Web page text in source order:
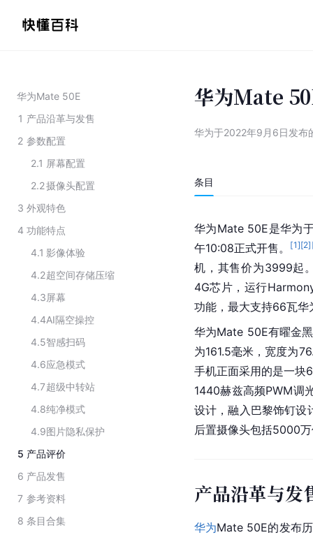
华为Mate 50E
1 产品沿革与发售
2 参数配置
2.1 屏幕配置
2.2摄像头配置
3 外观特色
4 功能特点
4.1 影像体验
4.2超空间存储压缩
4.3屏幕
4.4AI隔空操控
4.5智感扫码
4.6应急模式
4.7超级中转站
4.8纯净模式
4.9图片隐私保护
5 产品评价
6 产品发售
7 参考资料
8 条目合集
华为Mate
华为于2022年9月6日发布
条目
华为Mate 50E是华为
午10:08正式开售。
[1][2]
机，其售价为3999起
4G芯片，运行
功能，最大支持66瓦华
华为Mate 50E有曜金
为161.5毫米，宽度为
手机正面采用的是一块
1440赫兹高频PWM调
设计，融入巴黎饰钉设
后置摄像头包括5000
产品沿革与发
华为Mate 50E的发布